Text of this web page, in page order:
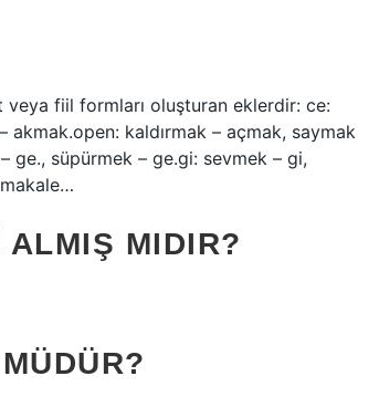
fiil formları oluşturan eklerdir: ce:
kaldırmak – açmak, saymak
ge., süpürmek – ge.gi: sevmek – gi,
MIDIR?